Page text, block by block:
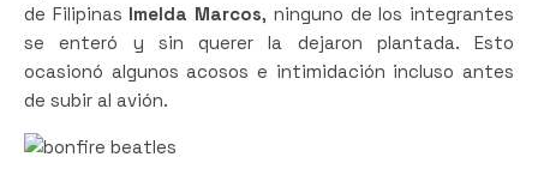
de Filipinas Imelda Marcos, ninguno de los integrantes
se enteró y sin querer la dejaron plantada. Esto
ocasionó algunos acosos e intimidación incluso antes
de subir al avión.